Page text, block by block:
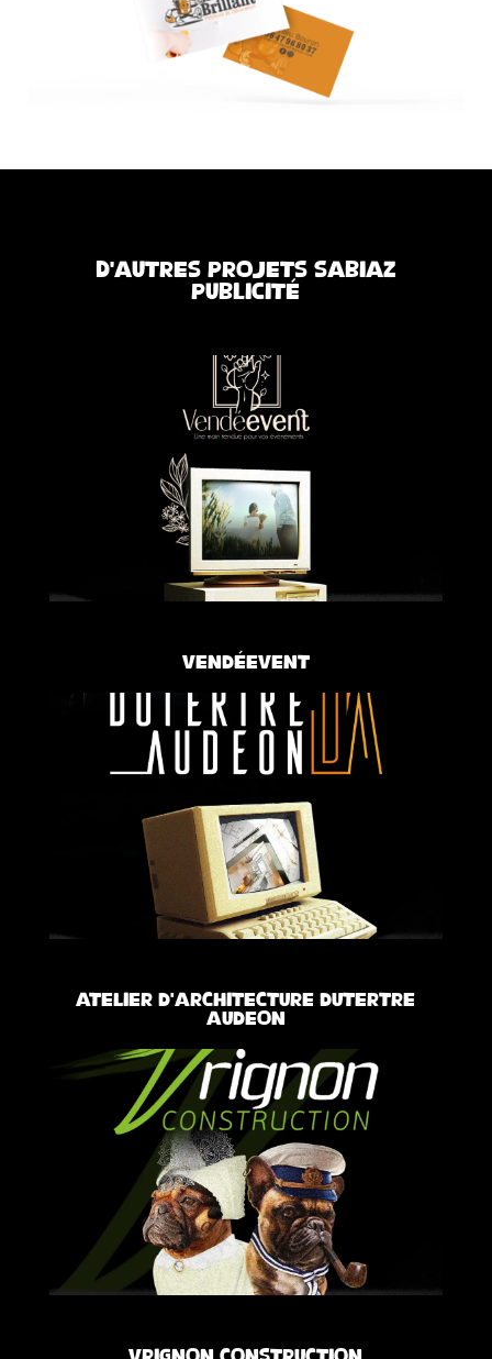
D’autres projets Sabiaz
Publicité
Vendéevent
Atelier d’architecture Dutertre
Audeon